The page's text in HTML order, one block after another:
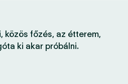
közös főzés, az étterem,
ki akar próbálni.